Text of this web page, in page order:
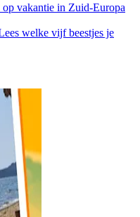
op vakantie in Zuid-Europa
welke vijf beestjes je